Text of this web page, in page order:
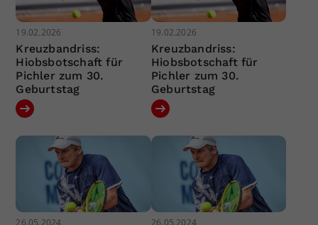
19.02.2026
Kreuzbandriss:
Hiobsbotschaft für
Pichler zum 30.
Geburtstag
19.02.2026
Kreuzbandriss:
Hiobsbotschaft für
Pichler zum 30.
Geburtstag
26.05.2024 26.05.2024